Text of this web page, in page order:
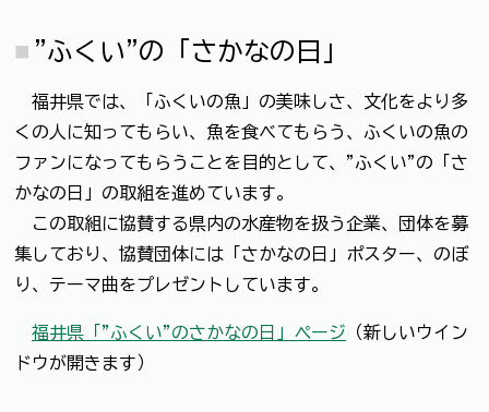
"ふくい"の「さかなの日」
福井県では、「ふくいの魚」の美味しさ、文化をより多
くの人に知ってもらい、魚を食べてもらう、ふくいの魚の
ファンになってもらうことを目的として、"ふくい"の「さ
かなの日」の取組を進めています。
この取組に協賛する県内の水産物を扱う企業、団体を募
集しており、協賛団体には「さかなの日」ポスター、のぼ
り、テーマ曲をプレゼントしています。
福井県「"ふくい"のさかなの日」ページ （新しいウイン
ドウが開きます）